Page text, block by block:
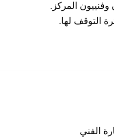
المركز.
التوقف لها.
الفني